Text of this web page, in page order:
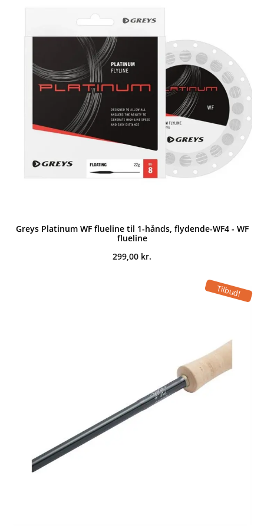
Greys Platinum WF flueline til 1-hånds, flydende-WF4 - WF
flueline
299,00 kr.
Tilbud!